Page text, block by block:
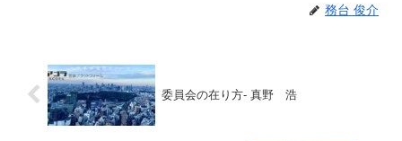
務台 俊介
委員会の在り方- 真野 浩